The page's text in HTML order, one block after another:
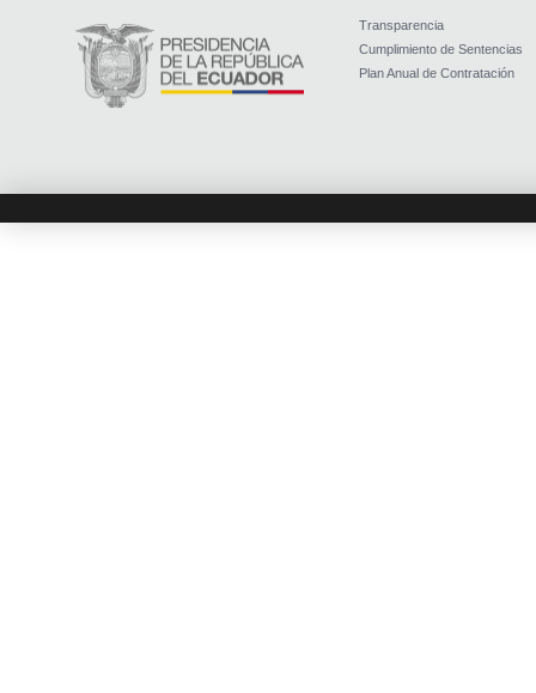
Transparencia
Cumplimiento de Sentencias
Plan Anual de Contratación